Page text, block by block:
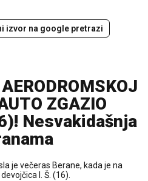
izvor na google pretrazi
ZGAZIO
Nesvakidašnja
je večeras Berane, kada je na
I. Š. (16).